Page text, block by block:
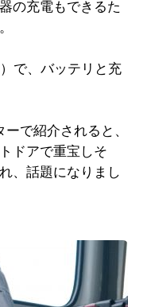
の充電もできるた
で、バッテリと充
で紹介されると、
ドアで重宝しそ
、話題になりまし